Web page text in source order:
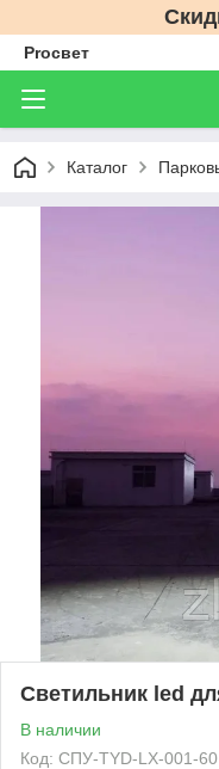
Proсвет
Каталог
Светильник led
В наличии
Код: СПУ-TYD-LX-001-